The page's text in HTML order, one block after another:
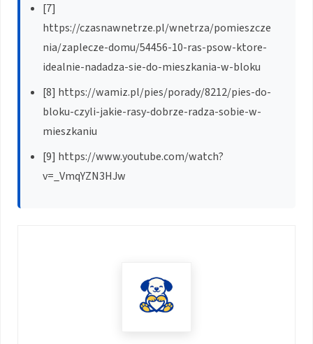
[7]
https://czasnawnetrze.pl/wnetrza/pomieszcze
nia/zaplecze-domu/54456-10-ras-psow-ktore-
idealnie-nadadza-sie-do-mieszkania-w-bloku
[8] https://wamiz.pl/pies/porady/8212/pies-do-
bloku-czyli-jakie-rasy-dobrze-radza-sobie-w-
mieszkaniu
[9] https://www.youtube.com/watch?
v=_VmqYZN3HJw